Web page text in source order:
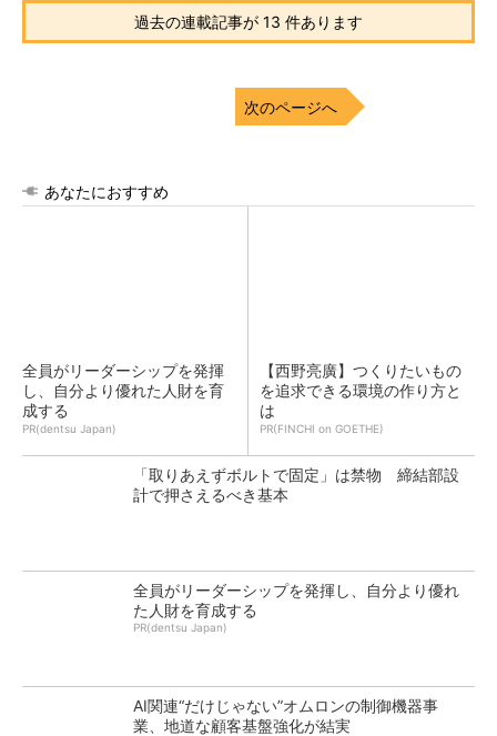
過去の連載記事が 13 件あります
次のページへ
あなたにおすすめ
全員がリーダーシップを発揮
し、自分より優れた人財を育
成する
PR(dentsu Japan)
【西野亮廣】つくりたいもの
を追求できる環境の作り方と
は
PR(FINCHI on GOETHE)
「取りあえずボルトで固定」は禁物 締結部設
計で押さえるべき基本
全員がリーダーシップを発揮し、自分より優れ
た人財を育成する
PR(dentsu Japan)
AI関連“だけじゃない”オムロンの制御機器事
業、地道な顧客基盤強化が結実